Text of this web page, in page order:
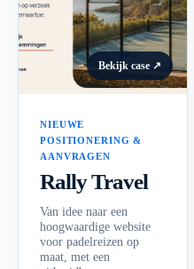
Bekijk case ↗
NIEUWE
POSITIONERING &
AANVRAGEN
Rally Travel
Van idee naar een
hoogwaardige website
voor padelreizen op
maat, met een